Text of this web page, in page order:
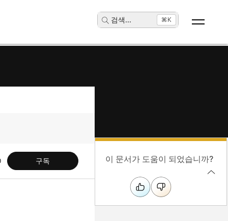
검색... ⌘K
구독 이 문서가 도움이 되었습니까?